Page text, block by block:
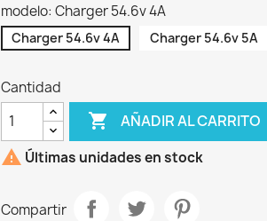
modelo: Charger 54.6v 4A
Charger 54.6v 4A Charger 54.6v 5A
Cantidad
 AÑADIR AL CARRITO
 Últimas unidades en stock
Compartir